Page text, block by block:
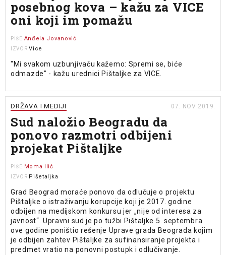
posebnog kova – kažu za VICE
oni koji im pomažu
PIŠE Anđela Jovanović
IZVOR Vice
"Mi svakom uzbunjivaču kažemo: Spremi se, biće
odmazde" - kažu urednici Pištaljke za VICE.
DRŽAVA I MEDIJI 07. NOV 2019.
Sud naložio Beogradu da
ponovo razmotri odbijeni
projekat Pištaljke
PIŠE Moma Ilić
IZVOR Pišetaljka
Grad Beograd moraće ponovo da odlučuje o projektu
Pištaljke o istraživanju korupcije koji je 2017. godine
odbijen na medijskom konkursu jer „nije od interesa za
javnost“. Upravni sud je po tužbi Pištaljke 5. septembra
ove godine poništio rešenje Uprave grada Beograda kojim
je odbijen zahtev Pištaljke za sufinansiranje projekta i
predmet vratio na ponovni postupk i odlučivanje.